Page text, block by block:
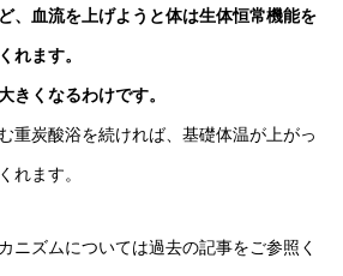
、血流を上げようと体は生体恒常機能を
れます。
きくなるわけです。
重炭酸浴を続ければ、基礎体温が上がっ
れます。
ニズムについては過去の記事をご参照く